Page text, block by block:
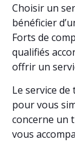
Choisir un
bénéficier
Forts de
qualifiés
offrir un
Le service
pour vous
concerne un
vous